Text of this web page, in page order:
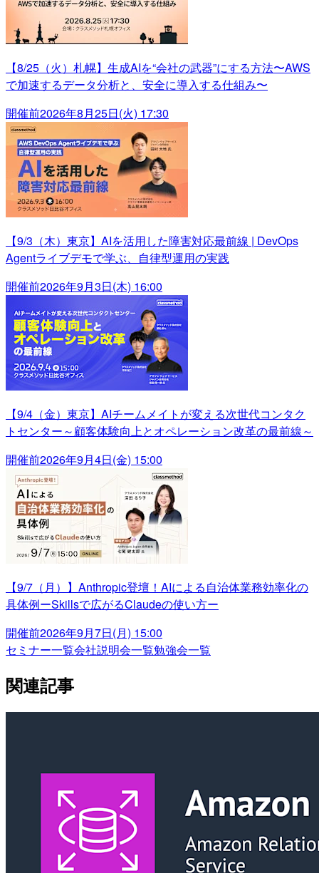
【8/25（火）札幌】生成AIを“会社の武器”にする方法〜AWS
で加速するデータ分析と、安全に導入する仕組み〜
開催前2026年8月25日(火) 17:30
【9/3（木）東京】AIを活用した障害対応最前線 | DevOps
Agentライブデモで学ぶ、自律型運用の実践
開催前2026年9月3日(木) 16:00
【9/4（金）東京】AIチームメイトが変える次世代コンタク
トセンター～顧客体験向上とオペレーション改革の最前線～
開催前2026年9月4日(金) 15:00
【9/7（月）】Anthropic登壇！AIによる自治体業務効率化の
具体例ーSkillsで広がるClaudeの使い方ー
開催前2026年9月7日(月) 15:00
セミナー一覧会社説明会一覧勉強会一覧
関連記事